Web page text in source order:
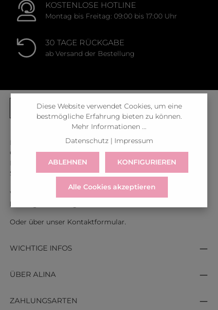
KOSTENLOSE HOTLINE
Montag bis Freitag: 09:00 bis 17:00 Uhr
30 TAGE RÜCKGABE
ab Versand der Bestellung
Kontaktiere uns unter der gratis Rufnummer:
Österreich:0043 800 366 60 33
Deutschland:0049 800 366 60 33
Schweiz:0041 800 366 603
Wir sind für dich erreichbar:
Montag bis Freitag: 09:00 - 17:00 Uhr.
Oder über unser Kontaktformular.
WICHTIGE INFOS
ÜBER ALINA
ZAHLUNGSARTEN
Diese Website verwendet Cookies, um eine
bestmögliche Erfahrung bieten zu können.
Mehr Informationen ...
Datenschutz| Impressum
ABLEHNEN KONFIGURIEREN
Alle Cookies akzeptieren